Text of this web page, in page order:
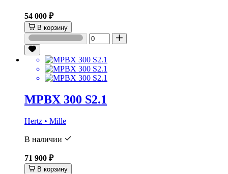
54 000 ₽
В корзину
MPBX 300 S2.1
Hertz • Mille
В наличии
71 900 ₽
В корзину